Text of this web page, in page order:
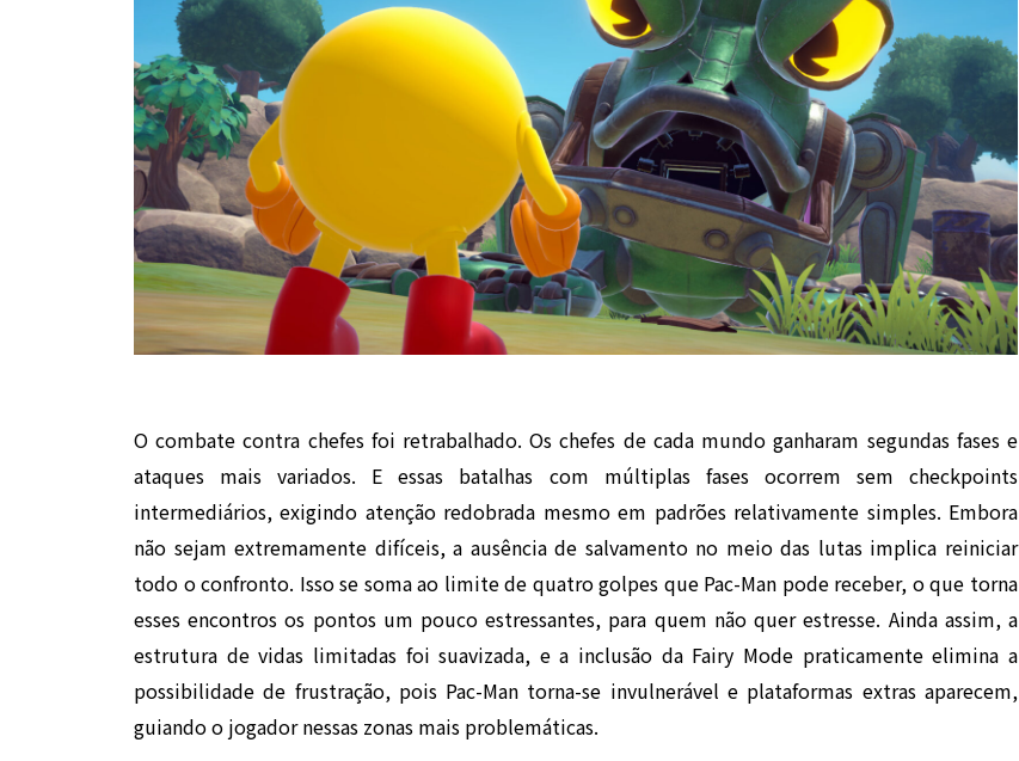
O combate contra chefes foi retrabalhado. Os chefes de cada mundo ganharam segundas fases e
ataques mais variados. E essas batalhas com múltiplas fases ocorrem sem checkpoints
intermediários, exigindo atenção redobrada mesmo em padrões relativamente simples. Embora
não sejam extremamente difíceis, a ausência de salvamento no meio das lutas implica reiniciar
todo o confronto. Isso se soma ao limite de quatro golpes que Pac-Man pode receber, o que torna
esses encontros os pontos um pouco estressantes, para quem não quer estresse. Ainda assim, a
estrutura de vidas limitadas foi suavizada, e a inclusão da Fairy Mode praticamente elimina a
possibilidade de frustração, pois Pac-Man torna-se invulnerável e plataformas extras aparecem,
guiando o jogador nessas zonas mais problemáticas.